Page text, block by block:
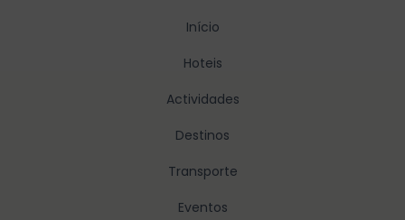
Início
Hoteis
Actividades
Destinos
Transporte
Eventos